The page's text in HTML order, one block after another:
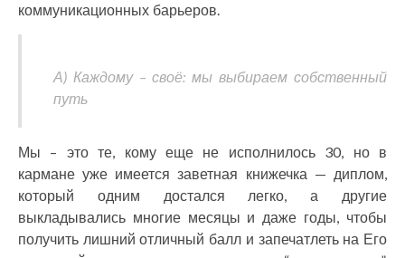
коммуникационных барьеров.
А) Каждому – своё: мы выбираем собственный
путь
Мы – это те, кому еще не исполнилось 30, но в
кармане уже имеется заветная книжечка — диплом,
который одним достался легко, а другие
выкладывались многие месяцы и даже годы, чтобы
получить лишний отличный балл и запечатлеть на Его